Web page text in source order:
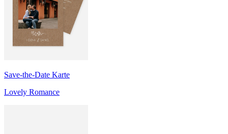
Save-the-Date Karte
Lovely Romance